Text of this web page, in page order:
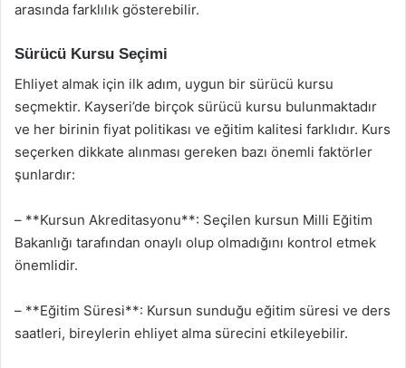
arasında farklılık gösterebilir.
Sürücü Kursu Seçimi
Ehliyet almak için ilk adım, uygun bir sürücü kursu
seçmektir. Kayseri’de birçok sürücü kursu bulunmaktadır
ve her birinin fiyat politikası ve eğitim kalitesi farklıdır. Kurs
seçerken dikkate alınması gereken bazı önemli faktörler
şunlardır:
– **Kursun Akreditasyonu**: Seçilen kursun Milli Eğitim
Bakanlığı tarafından onaylı olup olmadığını kontrol etmek
önemlidir.
– **Eğitim Süresi**: Kursun sunduğu eğitim süresi ve ders
saatleri, bireylerin ehliyet alma sürecini etkileyebilir.